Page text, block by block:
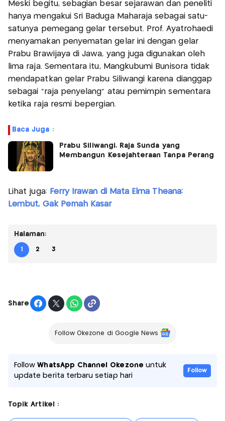
Meski begitu, sebagian besar sejarawan dan peneliti
hanya mengakui Sri Baduga Maharaja sebagai satu-
satunya pemegang gelar tersebut. Prof. Ayatrohaedi
menyamakan penyematan gelar ini dengan gelar
Prabu Brawijaya di Jawa, yang juga digunakan oleh
lima raja. Sementara itu, Mangkubumi Bunisora tidak
mendapatkan gelar Prabu Siliwangi karena dianggap
sebagai “raja penyelang” atau pemimpin sementara
ketika raja resmi bepergian.
Baca Juga :
Prabu Siliwangi, Raja Sunda yang
Membangun Kesejahteraan Tanpa Perang
Lihat juga: Ferry Irawan di Mata Elma Theana:
Lembut, Gak Pernah Kasar
Halaman:
1 2 3
Share
Follow Okezone di Google News
FollowWhatsApp Channel Okezone untuk
update berita terbaru setiap hari
Follow
Topik Artikel :